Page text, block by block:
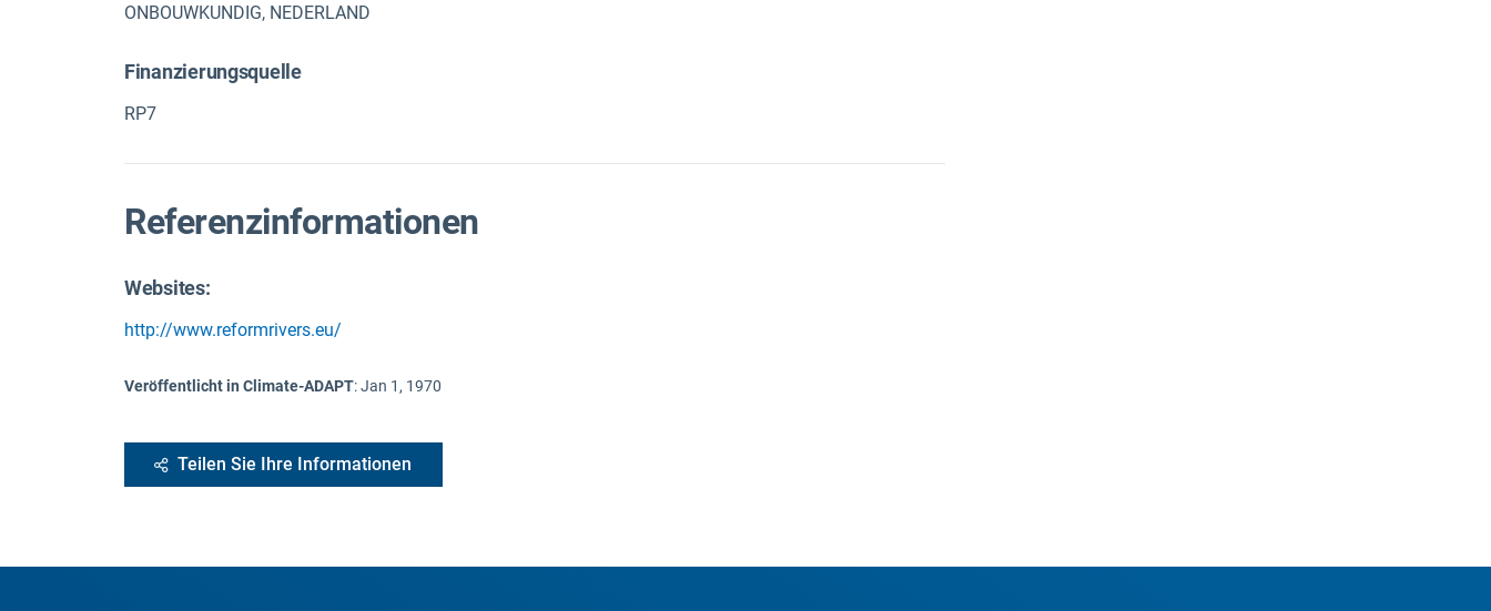
ONBOUWKUNDIG, NEDERLAND
Finanzierungsquelle
RP7
Referenzinformationen
Websites:
http://www.reformrivers.eu/
Veröffentlicht in Climate-ADAPT:Jan 1, 1970
Teilen Sie Ihre Informationen